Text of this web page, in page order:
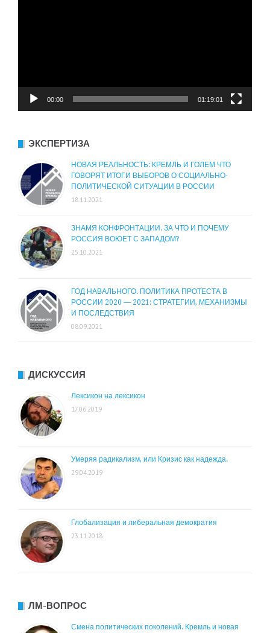
00:00 01:19:01
ЭКСПЕРТИЗА
НОВАЯ РЕАЛЬНОСТЬ: КРЕМЛЬ И ГОЛЕМ ЧТО
ГОВОРЯТ ИТОГИ ВЫБОРОВ О СОЦИАЛЬНО-
ПОЛИТИЧЕСКОЙ СИТУАЦИИ В РОССИИ
18.11.2021
ЗНАМЯ КОНФРОНТАЦИИ. ЗА ЧТО И ПОЧЕМУ
РОССИЯ ВОЮЕТ С ЗАПАДОМ?
25.10.2021
ГОД НАВАЛЬНОГО. ПОЛИТИКА ПРОТЕСТА В
РОССИИ 2020 — 2021: СТРАТЕГИИ, МЕХАНИЗМЫ
И ПОСЛЕДСТВИЯ
08.09.2021
ДИСКУССИЯ
Лексикон на лексикон
17.06.2019
Умеряя радикализм, или Кризис как надежда.
29.04.2019
Глобализация и либеральная демократия
23.11.2018
ЛМ-ВОПРОС
Смена политических поколений. Кремль и новая